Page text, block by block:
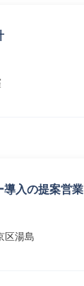
導入の提案営業
区湯島